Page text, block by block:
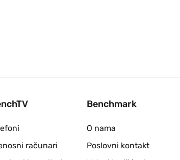
računari
Benchmark
O nama
Poslovni kontakt